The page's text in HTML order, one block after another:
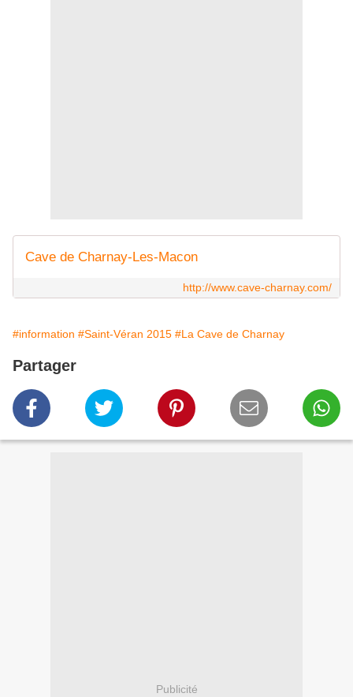
Cave de Charnay-Les-Macon
http://www.cave-charnay.com/
#information #Saint-Véran 2015 #La Cave de Charnay
Partager
Publicité